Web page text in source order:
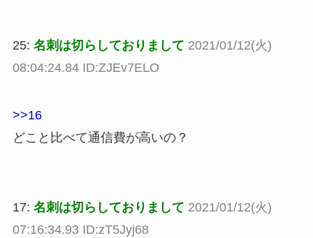
25: 名刺は切らしておりまして 2021/01/12(火)
08:04:24.84 ID:ZJEv7ELO
>>16
どこと比べて通信費が高いの？
17: 名刺は切らしておりまして 2021/01/12(火)
07:16:34.93 ID:zT5Jyj68